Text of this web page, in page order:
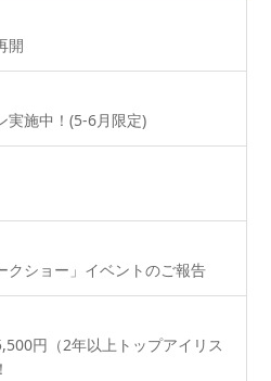
開
実施中！(5-6月限定)
クショー」イベントのご報告
円（2年以上トップアイリス